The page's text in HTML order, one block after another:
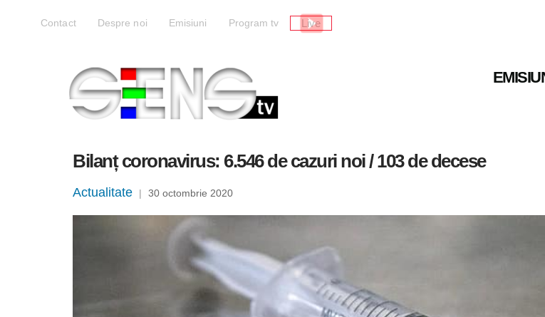
Contact Despre noi Emisiuni Program tv Live
Bilanț coronavirus: 6.546 de cazuri noi / 103 de decese
Actualitate | 30 octombrie 2020